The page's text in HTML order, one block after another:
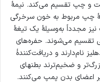
و چپ تقسیم می‌کند. نیمهٔ
چپ مربوط به خون سرخرگی
مجدداً به‌وسیلهٔ یک تیغهٔ
تقسیم می‌شوند. حفره‌های
نام‌دارند و دریافت‌کنندهٔ
و ضخیم‌ترند بطنهای
اعضای بدن پمپ می‌کنند.